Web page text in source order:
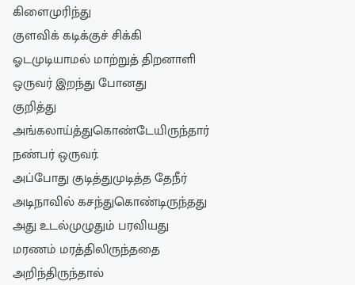
கிளைமுரிந்து
குளவிக் கடிக்குச் சிக்கி
ஓடமுடியாமல் மாற்றுத் திறனாளி
ஒருவர் இறந்து போனது
குறித்து
அங்கலாய்த்துகொண்டேயிருந்தார்
நண்பர் ஒருவர்.
அப்போது குடித்துமுடித்த தேநீர்
அடிநாவில் கசந்துகொண்டிருந்தது
அது உடல்முழுதும் பரவியது
மரணம் மரத்திலிருந்ததை
அறிந்திருந்தால்